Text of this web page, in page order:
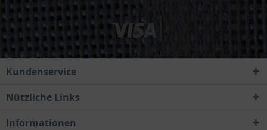
Kundenservice
Nützliche Links
Informationen